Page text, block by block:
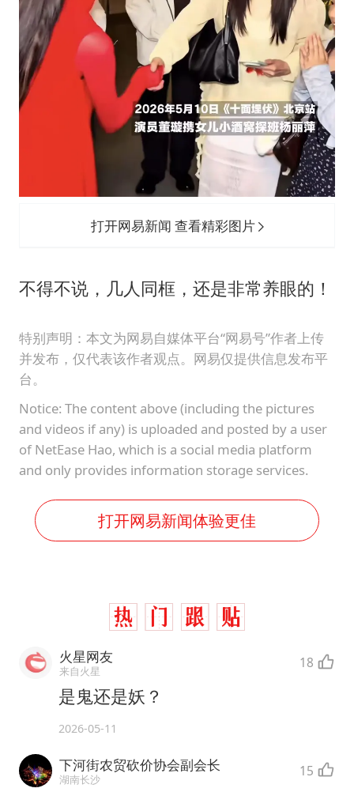
打开网易新闻 查看精彩图片
不得不说，几人同框，还是非常养眼的！
特别声明：本文为网易自媒体平台“网易号”作者上传
并发布，仅代表该作者观点。网易仅提供信息发布平
台。
Notice: The content above (including the pictures
and videos if any) is uploaded and posted by a user
of NetEase Hao, which is a social media platform
and only provides information storage services.
打开网易新闻体验更佳
火星网友
来自火星 18
是鬼还是妖？
2026-05-11
下河街农贸砍价协会副会长
湖南长沙 15